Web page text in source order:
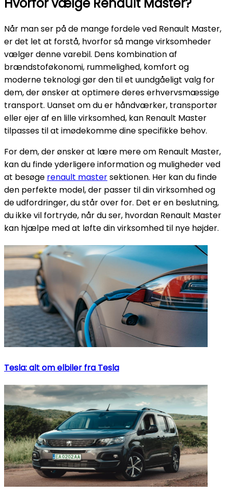
Når man ser på de mange fordele ved Renault Master,
er det let at forstå, hvorfor så mange virksomheder
vælger denne varebil. Dens kombination af
brændstoføkonomi, rummelighed, komfort og
moderne teknologi gør den til et uundgåeligt valg for
dem, der ønsker at optimere deres erhvervsmæssige
transport. Uanset om du er håndværker, transportør
eller ejer af en lille virksomhed, kan Renault Master
tilpasses til at imødekomme dine specifikke behov.
For dem, der ønsker at lære mere om Renault Master,
kan du finde yderligere information og muligheder ved
at besøge renault mastersektionen. Her kan du finde
den perfekte model, der passer til din virksomhed og
de udfordringer, du står over for. Det er en beslutning,
du ikke vil fortryde, når du ser, hvordan Renault Master
kan hjælpe med at løfte din virksomhed til nye højder.
Tesla: alt om elbiler fra Tesla